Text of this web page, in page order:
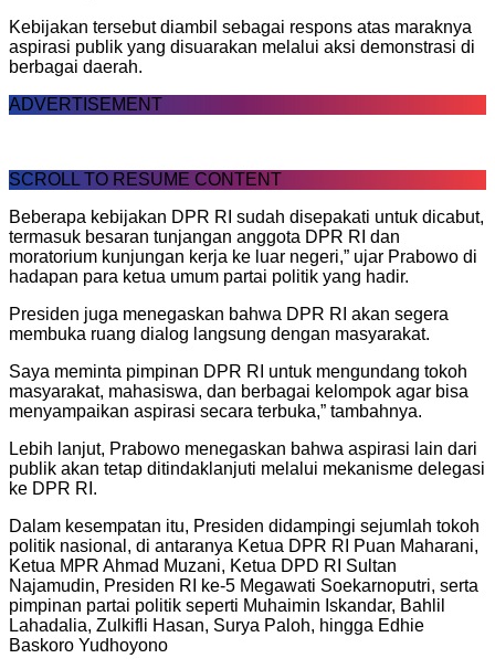
Kebijakan tersebut diambil sebagai respons atas maraknya
aspirasi publik yang disuarakan melalui aksi demonstrasi di
berbagai daerah.
ADVERTISEMENT
SCROLL TO RESUME CONTENT
Beberapa kebijakan DPR RI sudah disepakati untuk dicabut,
termasuk besaran tunjangan anggota DPR RI dan
moratorium kunjungan kerja ke luar negeri,” ujar Prabowo di
hadapan para ketua umum partai politik yang hadir.
Presiden juga menegaskan bahwa DPR RI akan segera
membuka ruang dialog langsung dengan masyarakat.
Saya meminta pimpinan DPR RI untuk mengundang tokoh
masyarakat, mahasiswa, dan berbagai kelompok agar bisa
menyampaikan aspirasi secara terbuka,” tambahnya.
Lebih lanjut, Prabowo menegaskan bahwa aspirasi lain dari
publik akan tetap ditindaklanjuti melalui mekanisme delegasi
ke DPR RI.
Dalam kesempatan itu, Presiden didampingi sejumlah tokoh
politik nasional, di antaranya Ketua DPR RI Puan Maharani,
Ketua MPR Ahmad Muzani, Ketua DPD RI Sultan
Najamudin, Presiden RI ke-5 Megawati Soekarnoputri, serta
pimpinan partai politik seperti Muhaimin Iskandar, Bahlil
Lahadalia, Zulkifli Hasan, Surya Paloh, hingga Edhie
Baskoro Yudhoyono